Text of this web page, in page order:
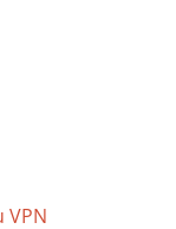
VPN